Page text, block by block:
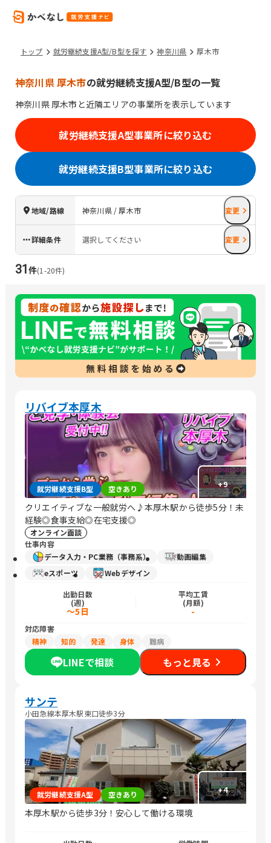
トップ 就労継続支援A型/B型を探す 神奈川県 厚木市
神奈川県 厚木市の就労継続支援A型/B型の一覧
神奈川県厚木市 と近隣エリアの事業所を表示しています
就労継続支援A型事業所に絞り込む
就労継続支援B型事業所に絞り込む
地域/路線 神奈川県 / 厚木市 変更
詳細条件 選択してください 変更
31件(1 -20件)
リバイブ本厚木
+9
就労継続支援B型 空きあり
クリエイティブな一般就労へ♪本厚木駅から徒歩5分！未
経験◎食事支給◎在宅支援◎
オンライン面談
仕事内容
データ入力・PC業務（事務系）
動画編集
eスポーツ
Webデザイン
出勤日数
(週)
～5日
平均工賃
(月額)
-
対応障害
精神
知的 発達 身体 難病
LINEで相談 もっと見る
サンテ
小田急線本厚木駅東口徒歩3分
+4
就労継続支援A型 空きあり
本厚木駅から徒歩3分！安心して働ける環境